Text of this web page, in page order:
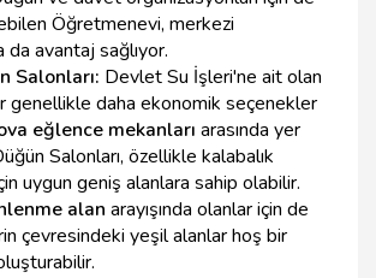
Öğretmenevi, merkezi
da avantaj sağlıyor.
Salonları: Devlet Su İşleri'ne ait olan
genellikle daha ekonomik seçenekler
eğlence mekanları arasında yer
Salonları, özellikle kalabalık
uygun geniş alanlara sahip olabilir.
alan arayışında olanlar için de
çevresindeki yeşil alanlar hoş bir